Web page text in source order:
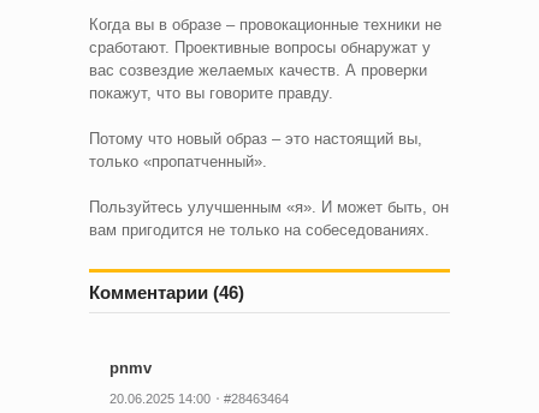
Когда вы в образе – провокационные техники не
сработают. Проективные вопросы обнаружат у
вас созвездие желаемых качеств. А проверки
покажут, что вы говорите правду.
Потому что новый образ – это настоящий вы,
только «пропатченный».
Пользуйтесь улучшенным «я». И может быть, он
вам пригодится не только на собеседованиях.
Комментарии (46)
pnmv
20.06.2025 14:00 #28463464